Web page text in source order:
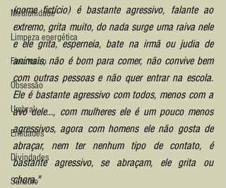
Mediunidade
Limpeza energética
Financeiro
Obsessão
Umbral
Entidades
Divindades
Suicídio
(nome fictício) é bastante agressivo, falante ao
extremo, grita muito, do nada surge uma raiva nele
e ele grita, esperneia, bate na irmã ou judia de
animais, não é bom para comer, não convive bem
com outras pessoas e não quer entrar na escola.
Ele é bastante agressivo com todos, menos com a
avó dele..., com mulheres ele é um pouco menos
agressivos, agora com homens ele não gosta de
abraçar, nem ter nenhum tipo de contato, é
bastante agressivo, se abraçam, ele grita ou
chora."